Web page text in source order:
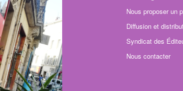
Nous proposer un
Diffusion et
Syndicat des
Nous contacter